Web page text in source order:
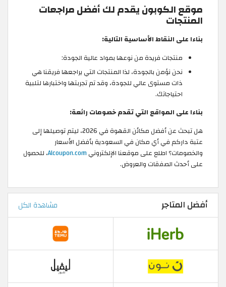
موقع الكوبون يقدم لك أفضل مراجعات
المنتجات
بناءا على النقاط الأساسية التالية:
منتجات فريدة من نوعها بمواد عالية الجودة:
نحن نؤمن بالجودة، لذا المنتجات التي يراجعها فريقنا هي
ذات مستوى عالي للجودة، وقد تم تجربتها واختبارها لتلبية
احتياجاتك.
بناءا على المواقع التي تقدم خصومات رائعة:
هل تبحث عن أفضل مكائن القهوة في 2026، ليتم توصيلها إلى
عتبة داركم في أي مكان في السعودية بأفضل الأسعار
والخصومات؟ اطلع على موقعنا الإلكتروني Alcoupon.com، للحصول
على أحدث الصفقات والعروض.
أفضل المتاجر مشاهدة الكل